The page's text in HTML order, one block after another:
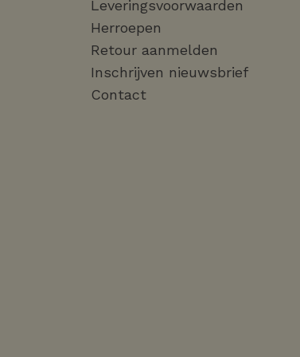
Leveringsvoorwaarden
Herroepen
Retour aanmelden
Inschrijven nieuwsbrief
Contact